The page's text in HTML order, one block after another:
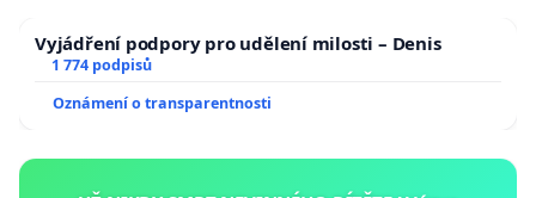
Vyjádření podpory pro udělení milosti – Denis
1 774 podpisů
Oznámení o transparentnosti